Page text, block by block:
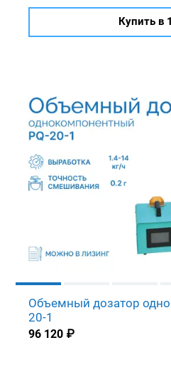
Купить в
Объемный дозатор
20-1
96 120 ₽